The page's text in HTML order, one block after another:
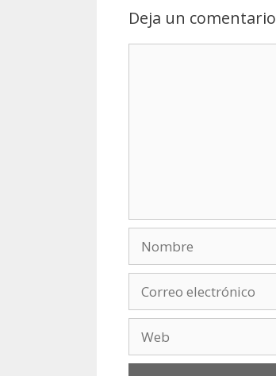
Deja un comentario
electrónico